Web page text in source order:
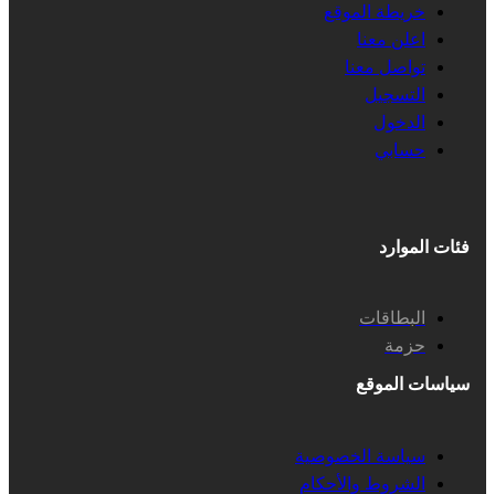
خريطة الموقع
اعلن معنا
تواصل معنا
التسجيل
الدخول
حسابي
فئات الموارد
البطاقات
حزمة
سياسات الموقع
سياسة الخصوصية
الشروط والأحكام